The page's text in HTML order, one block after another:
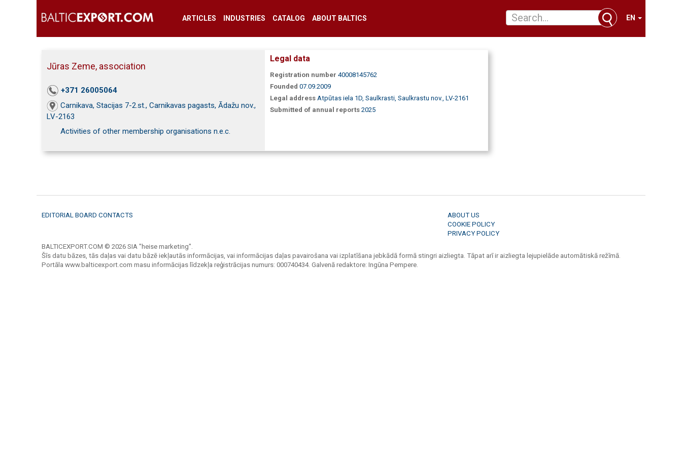
ARTICLES INDUSTRIES CATALOG ABOUT BALTICS EN
Jūras Zeme, association
+371 26005064
Carnikava, Stacijas 7-2.st., Carnikavas pagasts, Ādažu nov.,
LV-2163
Activities of other membership organisations n.e.c.
Legal data
Registration number 40008145762
Founded 07.09.2009
Legal address Atpūtas iela 1D, Saulkrasti, Saulkrastu nov., LV-2161
Submitted of annual reports 2025
EDITORIAL BOARD CONTACTS
ABOUT US
COOKIE POLICY
PRIVACY POLICY
BALTICEXPORT.COM © 2026 SIA "heise marketing".
Šīs datu bāzes, tās daļas vai datu bāzē iekļautās informācijas, vai informācijas daļas pavairošana vai izplatīšana jebkādā formā stingri aizliegta. Tāpat arī ir aizliegta lejupielāde automātiskā režīmā.
Portāla www.balticexport.com masu informācijas līdzekļa reģistrācijas numurs: 000740434. Galvenā redaktore: Ingūna Pempere.